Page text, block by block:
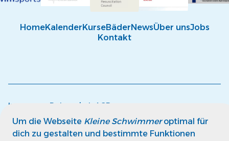
HomeKalenderKurseBäderNewsÜber unsJobs
Kontakt
Impressum Datenschutz AGB
Um die Webseite Kleine Schwimmeroptimal für
dich zu gestalten und bestimmte Funktionen